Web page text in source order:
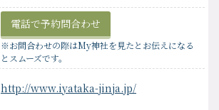
電話で予約問合わせ
※お問合わせの際はMy神社を見たとお伝えになる
とスムーズです。
http://www.iyataka-jinja.jp/